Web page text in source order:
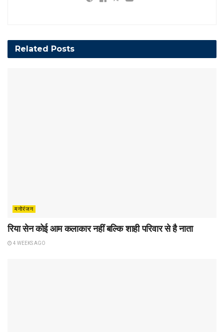
Related Posts
मनोरंजन
रिया सेन कोई आम कलाकार नहीं बल्कि शाही परिवार से है नाता
4 WEEKS AGO